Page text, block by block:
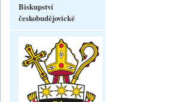
Biskupství
českobudějovické